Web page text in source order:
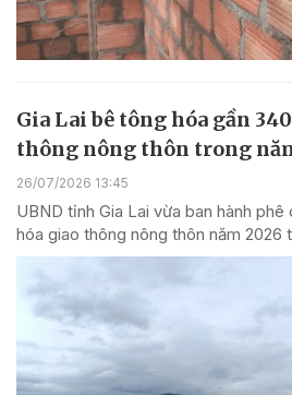
Gia Lai bê tông hóa gần
thông nông thôn trong
26/07/2026 13:45
UBND tỉnh Gia Lai vừa ban hành
hóa giao thông nông thôn năm 2026